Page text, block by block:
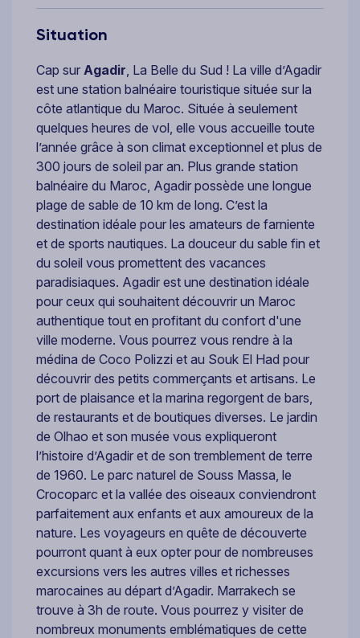
Situation
Cap sur Agadir , La Belle du Sud ! La ville d’Agadir
est une station balnéaire touristique située sur la
côte atlantique du Maroc. Située à seulement
quelques heures de vol, elle vous accueille toute
l’année grâce à son climat exceptionnel et plus de
300 jours de soleil par an. Plus grande station
balnéaire du Maroc, Agadir possède une longue
plage de sable de 10 km de long. C’est la
destination idéale pour les amateurs de farniente
et de sports nautiques. La douceur du sable fin et
du soleil vous promettent des vacances
paradisiaques. Agadir est une destination idéale
pour ceux qui souhaitent découvrir un Maroc
authentique tout en profitant du confort d'une
ville moderne. Vous pourrez vous rendre à la
médina de Coco Polizzi et au Souk El Had pour
découvrir des petits commerçants et artisans. Le
port de plaisance et la marina regorgent de bars,
de restaurants et de boutiques diverses. Le jardin
de Olhao et son musée vous expliqueront
l’histoire d’Agadir et de son tremblement de terre
de 1960. Le parc naturel de Souss Massa, le
Crocoparc et la vallée des oiseaux conviendront
parfaitement aux enfants et aux amoureux de la
nature. Les voyageurs en quête de découverte
pourront quant à eux opter pour de nombreuses
excursions vers les autres villes et richesses
marocaines au départ d’Agadir. Marrakech se
trouve à 3h de route. Vous pourrez y visiter de
nombreux monuments emblématiques de cette